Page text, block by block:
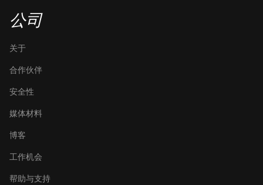
公司
关于
合作伙伴
安全性
媒体材料
博客
工作机会
帮助与支持